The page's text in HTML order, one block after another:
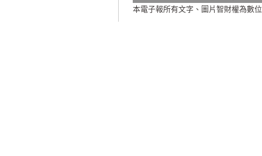
本電子報所有文字、圖片智財權為數